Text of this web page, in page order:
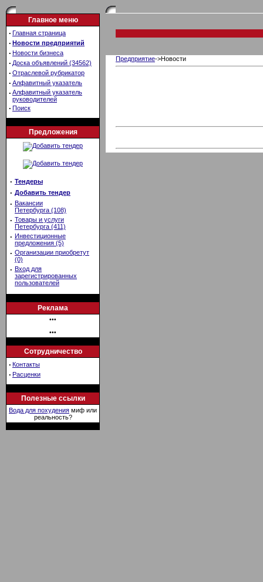
Главное меню
· Главная страница
· Новости предприятий
· Новости бизнеса
· Доска объявлений (34562)
· Отраслевой рубрикатор
· Алфавитный указатель
· Алфавитный указатель
руководителей
· Поиск
Предложения
· Тендеры
· Добавить тендер
· Вакансии
Петербурга (108)
· Товары и услуги
Петербурга (411)
· Инвестиционные
предложения (5)
· Организации приобретут
(0)
· Вход для
зарегистрированных
пользователей
Реклама
•••
•••
Сотрудничество
· Контакты
· Расценки
Полезные ссылки
Вода для похудения миф или
реальность?
Предприятие->Новости